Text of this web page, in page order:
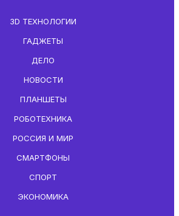
3D ТЕХНОЛОГИИ
ГАДЖЕТЫ
ДЕЛО
НОВОСТИ
ПЛАНШЕТЫ
РОБОТЕХНИКА
РОССИЯ И МИР
СМАРТФОНЫ
СПОРТ
ЭКОНОМИКА